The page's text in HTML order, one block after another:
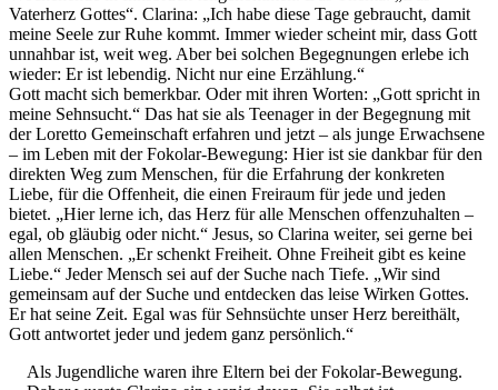
Vaterherz Gottes“. Clarina: „Ich habe diese Tage gebraucht, damit
meine Seele zur Ruhe kommt. Immer wieder scheint mir, dass Gott
unnahbar ist, weit weg. Aber bei solchen Begegnungen erlebe ich
wieder: Er ist lebendig. Nicht nur eine Erzählung.“
Gott macht sich bemerkbar. Oder mit ihren Worten: „Gott spricht in
meine Sehnsucht.“ Das hat sie als Teenager in der Begegnung mit
der Loretto Gemeinschaft erfahren und jetzt – als junge Erwachsene
– im Leben mit der Fokolar-Bewegung: Hier ist sie dankbar für den
direkten Weg zum Menschen, für die Erfahrung der konkreten
Liebe, für die Offenheit, die einen Freiraum für jede und jeden
bietet. „Hier lerne ich, das Herz für alle Menschen offenzuhalten –
egal, ob gläubig oder nicht.“ Jesus, so Clarina weiter, sei gerne bei
allen Menschen. „Er schenkt Freiheit. Ohne Freiheit gibt es keine
Liebe.“ Jeder Mensch sei auf der Suche nach Tiefe. „Wir sind
gemeinsam auf der Suche und entdecken das leise Wirken Gottes.
Er hat seine Zeit. Egal was für Sehnsüchte unser Herz bereithält,
Gott antwortet jeder und jedem ganz persönlich.“
Als Jugendliche waren ihre Eltern bei der Fokolar-Bewegung.